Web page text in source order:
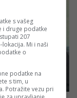
s vašeg
i druge podatke
207
Mi i naši
o
podatke na
s tim, u
Potražite vezu pri